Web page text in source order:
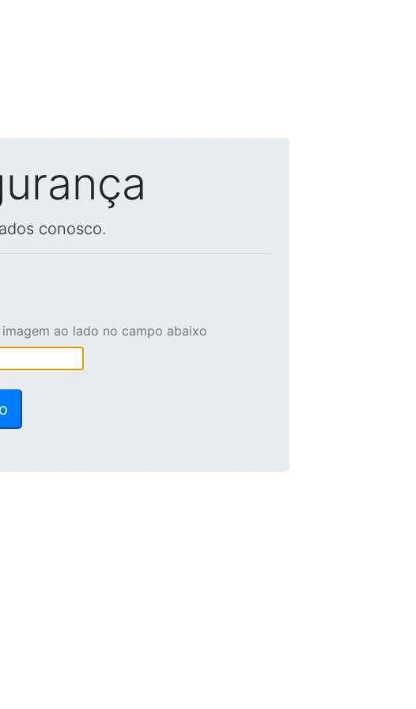
conosco.
ao lado no campo abaixo